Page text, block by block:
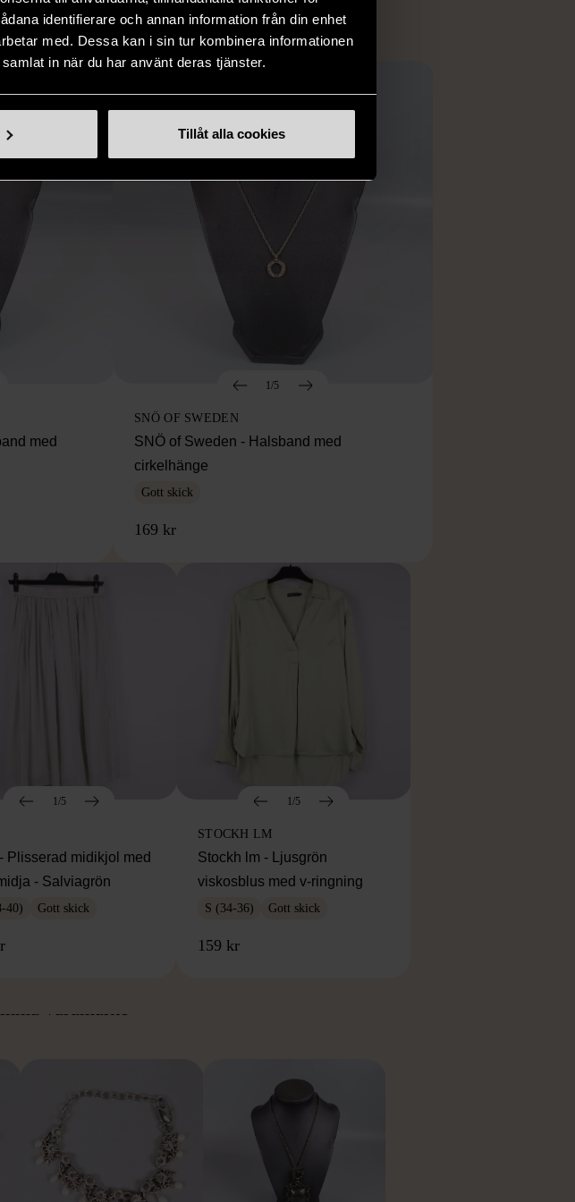
identifierare och annan information från din enhet
med. Dessa kan i sin tur kombinera informationen
in när du har använt deras tjänster.
Tillåt alla cookies
om denna
med
1/5
SNÖ OF SWEDEN
SNÖ of Sweden - Halsband med
cirkelhänge
Gott skick
169 kr
1/5
Plisserad midikjol med
- Salviagrön
40) Gott skick
1/5
STOCKH LM
Stockh lm - Ljusgrön
viskosblus med v-ringning
S (34-36) Gott skick
159 kr